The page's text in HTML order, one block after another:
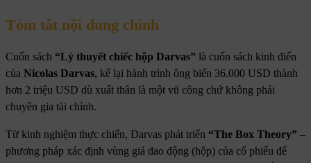
Tóm tắt nội dung chính
Cuốn sách “Lý thuyết chiếc hộp Darvas” là cuốn sách kinh điển
của Nicolas Darvas, kể lại hành trình ông biến 36.000 USD thành
hơn 2 triệu USD dù xuất thân là một vũ công chứ không phải
chuyên gia tài chính.
Từ kinh nghiệm thực chiến, Darvas phát triển “The Box Theory” –
phương pháp xác định vùng giá dao động (hộp) của cổ phiếu để